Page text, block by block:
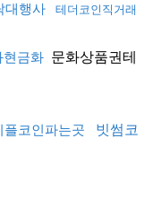
대행사 테더코인직거래
현금화 문화상품권테
플코인파는곳
빗썸코